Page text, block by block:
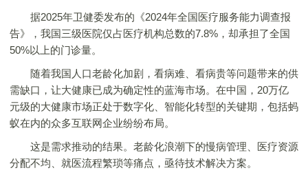
据2025年卫健委发布的《2024年全国医疗服务能力调查报
告》，我国三级医院仅占医疗机构总数的7.8%，却承担了全国
50%以上的门诊量。
随着我国人口老龄化加剧，看病难、看病贵等问题带来的供
需缺口，让大健康已成为确定性的蓝海市场。在中国，20万亿
元级的大健康市场正处于数字化、智能化转型的关键期，包括蚂
蚁在内的众多互联网企业纷纷布局。
这是需求推动的结果。老龄化浪潮下的慢病管理、医疗资源
分配不均、就医流程繁琐等痛点，亟待技术解决方案。